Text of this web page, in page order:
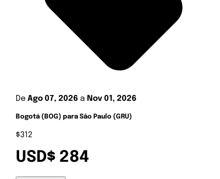
De Ago 07, 2026 a Nov 01, 2026
Bogotá (BOG) para São Paulo (GRU)
$312
USD$ 284